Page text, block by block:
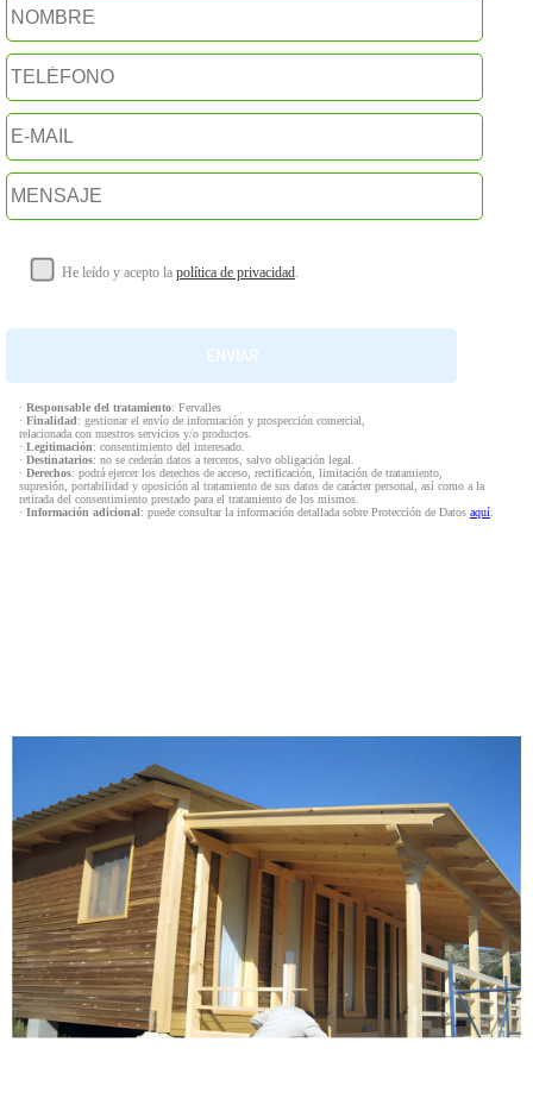
He leído y acepto la política de privacidad.
· Responsable del tratamiento: Fervalles
· Finalidad: gestionar el envío de información y prospección comercial,
relacionada con nuestros servicios y/o productos.
· Legitimación: consentimiento del interesado.
· Destinatarios: no se cederán datos a terceros, salvo obligación legal.
· Derechos: podrá ejercer los derechos de acceso, rectificación, limitación de tratamiento,
supresión, portabilidad y oposición al tratamiento de sus datos de carácter personal, así como a la
retirada del consentimiento prestado para el tratamiento de los mismos.
· Información adicional: puede consultar la información detallada sobre Protección de Datos aquí.